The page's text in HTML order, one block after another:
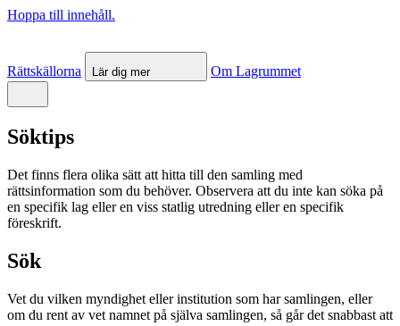
Hoppa till innehåll.
Rättskällorna Lär dig mer Om Lagrummet
Söktips
Det finns flera olika sätt att hitta till den samling med
rättsinformation som du behöver. Observera att du inte kan söka på
en specifik lag eller en viss statlig utredning eller en specifik
föreskrift.
Sök
Vet du vilken myndighet eller institution som har samlingen, eller
om du rent av vet namnet på själva samlingen, så går det snabbast att